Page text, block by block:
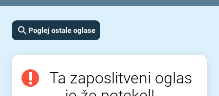
Poglej ostale oglase
Ta zaposlitveni oglas